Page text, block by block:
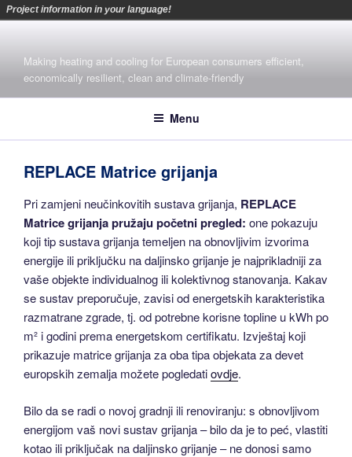
contentMaking heating and cooling for European consumers efficient,
economically resilient, clean and climate-friendly
Menu
REPLACE Matrice grijanja
Pri zamjeni neučinkovitih sustava grijanja, REPLACE
Matrice grijanja pružaju početni pregled: one pokazuju
koji tip sustava grijanja temeljen na obnovljivim izvorima
energije ili priključku na daljinsko grijanje je najprikladniji za
vaše objekte individualnog ili kolektivnog stanovanja. Kakav
se sustav preporučuje, zavisi od energetskih karakteristika
razmatrane zgrade, tj. od potrebne korisne topline u kWh po
m² i godini prema energetskom certifikatu. Izvještaj koji
prikazuje matrice grijanja za oba tipa objekata za devet
europskih zemalja možete pogledatiovdje.
Bilo da se radi o novoj gradnji ili renoviranju: s obnovljivom
energijom vaš novi sustav grijanja – bilo da je to peć, vlastiti
kotao ili priključak na daljinsko grijanje – ne donosi samo
Project information in your language!